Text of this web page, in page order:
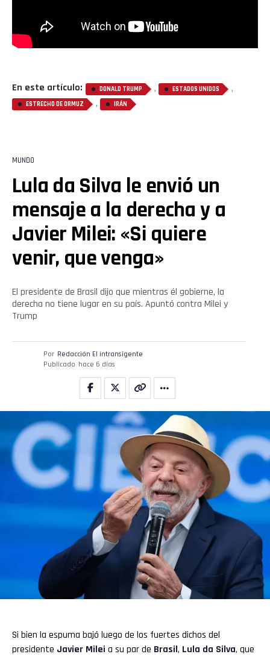
En este artículo: DONALD TRUMP , ESTADOS UNIDOS ,
ESTRECHO DE ORMUZ , IRÁN
MUNDO
Lula da Silva le envió un
mensaje a la derecha y a
Javier Milei: «Si quiere
venir, que venga»
El presidente de Brasil dijo que mientras él gobierne, la
derecha no tiene lugar en su país. Apuntó contra Milei y
Trump
Por Redacción El intransigente
Publicado hace 6 días
Si bien la espuma bajó luego de los fuertes dichos del
presidente Javier Milei a su par de Brasil, Lula da Silva, que